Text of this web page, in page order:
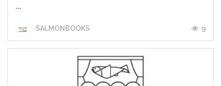
...
SALMONBOOKS 9